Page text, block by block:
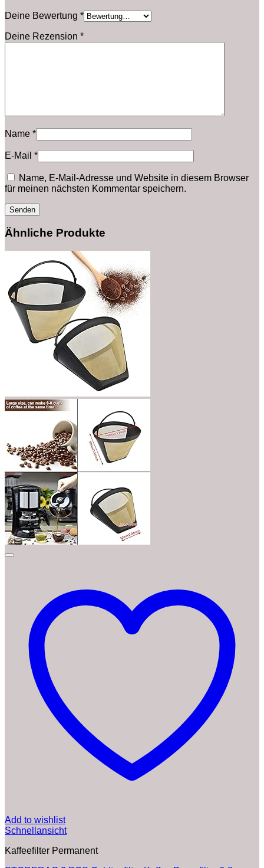
Deine Bewertung *
Deine Rezension *
Name *
E-Mail *
Name, E-Mail-Adresse und Website in diesem Browser
für meinen nächsten Kommentar speichern.
Ähnliche Produkte
Add to wishlist
Schnellansicht
Kaffeefilter Permanent